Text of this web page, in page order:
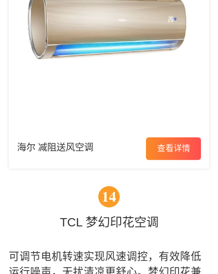
海尔 减阻送风空调 查看详情
14
TCL 梦幻印花空调
可调节电机转速实现风速调控，有效降低